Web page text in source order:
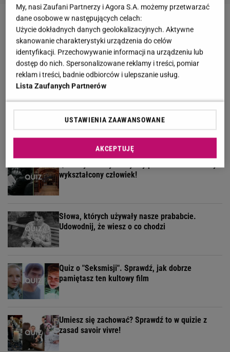
Quiz: polskie miasta. My podajemy 3 hasła, ty
wskazujesz jakie to miasto
Ten quiz wiedzy ogólnej odsieje inteligentnych i
oczytanych od reszty
Łatwy quiz o gotowaniu. Nie musisz być szefem
kuchni, by zdobyć 9/9
wykształcony człowiek!
Słowa, których używały nasze prababcie.
Udowodnij, że wiesz o co chodzi
Quiz o "Seksmisji". Sprawdź, jak dobrze
pamiętasz ten kultowy film
Umiesz się zachować? Sprawdź to w quizie z
zasad savoir vivre!
My, nasi Zaufani Partnerzy i Agora S.A. możemy przetwarzać
dane osobowe w następujących celach:
Użycie dokładnych danych geolokalizacyjnych. Aktywne
skanowanie charakterystyki urządzenia do celów
identyfikacji. Przechowywanie informacji na urządzeniu lub
dostęp do nich. Spersonalizowane reklamy i treści, pomiar
reklam i treści, badnie odbiorców i ulepszanie usług.
Lista Zaufanych Partnerów
USTAWIENIA ZAAWANSOWANE
AKCEPTUJĘ